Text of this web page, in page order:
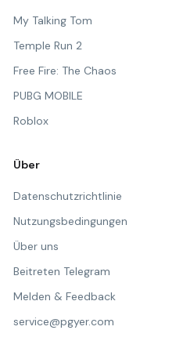
My Talking Tom
Temple Run 2
Free Fire: The Chaos
PUBG MOBILE
Roblox
Über
Datenschutzrichtlinie
Nutzungsbedingungen
Über uns
Beitreten Telegram
Melden & Feedback
service@pgyer.com